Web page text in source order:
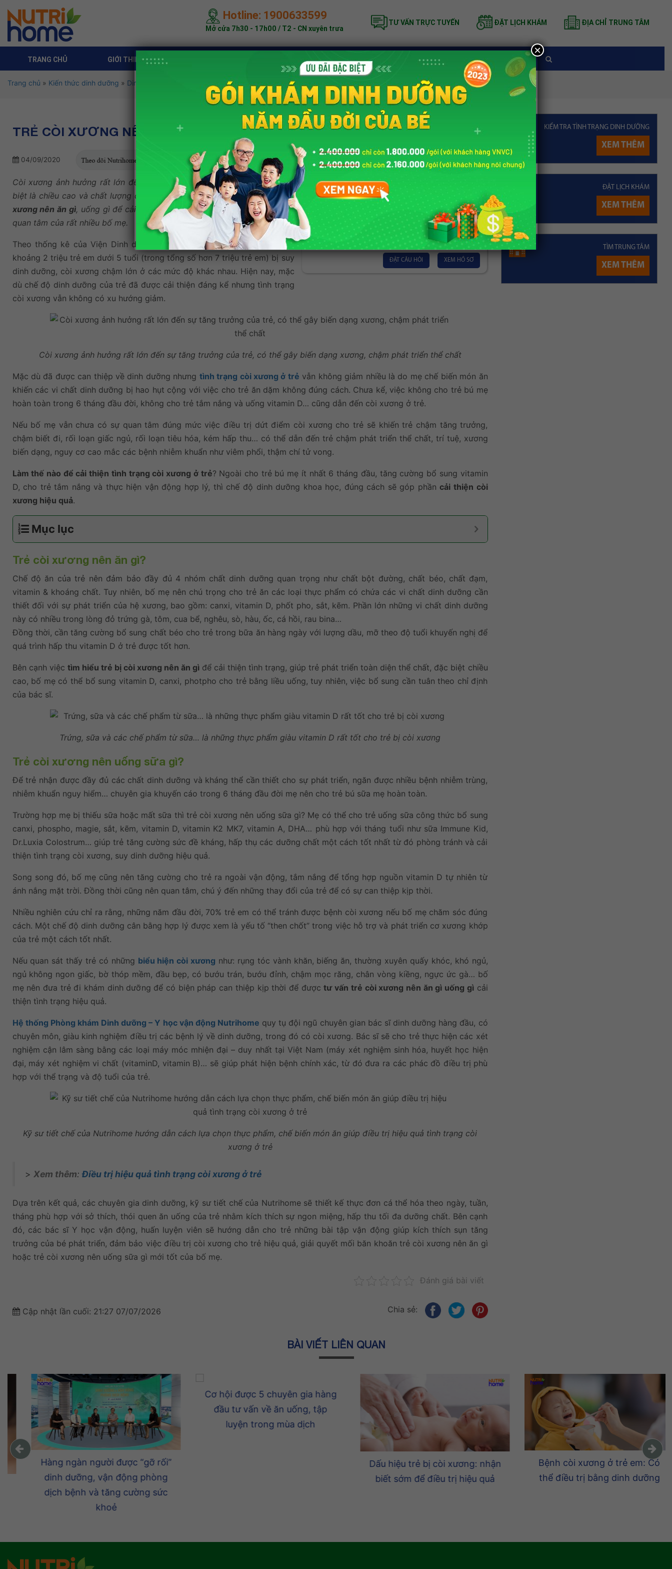
Hotline: 1900633599
Mở cửa 7h30 - 17h00 / T2 - CN xuyên trưa
TƯ VẤN TRỰC TUYẾN ĐẶT LỊCH KHÁM ĐỊA CHỈ TRUNG TÂM
TRANG CHỦ GIỚI THIỆU KHÁM DINH DƯỠNG BẢNG GIÁ TIN TỨC
Trang chủ » Kiến thức dinh dưỡng » Dinh dưỡng theo độ tuổi » Dinh dưỡng trẻ em » Phát triển chiều cao cho trẻ» Trẻ còi xương nên ăn gì và uống sữa gì?
TRẺ CÒI XƯƠNG NÊN ĂN GÌ VÀ UỐNG SỮA GÌ?
04/09/2020 Tác giả: Trung tâm Dinh dưỡng Nutrihome
Tư vấn chuyên môn bài viết
BS Trần Thị Trà Phương
Bác sĩ Dinh dưỡng
Trung tâm Dinh dưỡng
Nutrihome
ĐẶT CÂU HỎI XEM HỒ SƠ
Còi xương ảnh hưởng rất lớn đến sức khỏe, sự phát triển toàn diện, đặc
biệt là chiều cao và chất lượng cuộc sống của trẻ sau này. Vì vậy,trẻ còi
xương nên ăn gì, uống gì để cải thiện hiệu quả tình trạng này luôn là mối
quan tâm của rất nhiều bố mẹ.
Theo thống kê của Viện Dinh dưỡng Quốc gia, năm 2015, Việt Nam có
khoảng 2 triệu trẻ em dưới 5 tuổi (trong tổng số hơn 7 triệu trẻ em) bị suy
dinh dưỡng, còi xương chậm lớn ở các mức độ khác nhau. Hiện nay, mặc
dù chế độ dinh dưỡng của trẻ đã được cải thiện đáng kể nhưng tình trạng
còi xương vẫn không có xu hướng giảm.
Còi xương ảnh hưởng rất lớn đến sự tăng trưởng của trẻ, có thể gây biến dạng xương, chậm phát triển thể chất
Mặc dù đã được can thiệp về dinh dưỡng nhưng tình trạng còi xương ở trẻ vẫn không giảm nhiều là do mẹ chế biến món ăn
khiến các vi chất dinh dưỡng bị hao hụt cộng với việc cho trẻ ăn dặm không đúng cách. Chưa kể, việc không cho trẻ bú mẹ
hoàn toàn trong 6 tháng đầu đời, không cho trẻ tắm nắng và uống vitamin D… cũng dẫn đến còi xương ở trẻ.
Nếu bố mẹ vẫn chưa có sự quan tâm đúng mức việc điều trị dứt điểm còi xương cho trẻ sẽ khiến trẻ chậm tăng trưởng,
chậm biết đi, rối loạn giấc ngủ, rối loạn tiêu hóa, kém hấp thu… có thể dẫn đến trẻ chậm phát triển thể chất, trí tuệ, xương
biến dạng, nguy cơ cao mắc các bệnh nhiễm khuẩn như viêm phổi, thậm chí tử vong.
Làm thế nào để cải thiện tình trạng còi xương ở trẻ? Ngoài cho trẻ bú mẹ ít nhất 6 tháng đầu, tăng cường bổ sung vitamin
D, cho trẻ tắm nắng và thực hiện vận động hợp lý, thì chế độ dinh dưỡng khoa học, đúng cách sẽ góp phầncải thiện còi
xương hiệu quả.
Mục lục
Trẻ còi xương nên ăn gì?
Chế độ ăn của trẻ nên đảm bảo đầy đủ 4 nhóm chất dinh dưỡng quan trọng như chất bột đường, chất béo, chất đạm,
vitamin & khoáng chất. Tuy nhiên, bố mẹ nên chú trọng cho trẻ ăn các loại thực phẩm có chứa các vi chất dinh dưỡng cần
thiết đối với sự phát triển của hệ xương, bao gồm: canxi, vitamin D, phốt pho, sắt, kẽm. Phần lớn những vi chất dinh dưỡng
này có nhiều trong lòng đỏ trứng gà, tôm, cua bể, nghêu, sò, hàu, ốc, cá hồi, rau bina…
Đồng thời, cần tăng cường bổ sung chất béo cho trẻ trong bữa ăn hàng ngày với lượng dầu, mỡ theo độ tuổi khuyến nghị để
quá trình hấp thu vitamin D ở trẻ được tốt hơn.
Bên cạnh việc tìm hiểu trẻ bị còi xương nên ăn gìđể cải thiện tình trạng, giúp trẻ phát triển toàn diện thể chất, đặc biệt chiều
cao, bố mẹ có thể bổ sung vitamin D, canxi, photpho cho trẻ bằng liều uống, tuy nhiên, việc bổ sung cần tuân theo chỉ định
của bác sĩ.
Trứng, sữa và các chế phẩm từ sữa… là những thực phẩm giàu vitamin D rất tốt cho trẻ bị còi xương
Trẻ còi xương nên uống sữa gì?
Để trẻ nhận được đầy đủ các chất dinh dưỡng và kháng thể cần thiết cho sự phát triển, ngăn được nhiều bệnh nhiễm trùng,
nhiễm khuẩn nguy hiểm… chuyên gia khuyến cáo trong 6 tháng đầu đời mẹ nên cho trẻ bú sữa mẹ hoàn toàn.
Trường hợp mẹ bị thiếu sữa hoặc mất sữa thì trẻ còi xương nên uống sữa gì? Mẹ có thể cho trẻ uống sữa công thức bổ sung
canxi, phospho, magie, sắt, kẽm, vitamin D, vitamin K2 MK7, vitamin A, DHA… phù hợp với tháng tuổi như sữa Immune Kid,
Dr.Luxia Colostrum… giúp trẻ tăng cường sức đề kháng, hấp thụ các dưỡng chất một cách tốt nhất từ đó phòng tránh và cải
thiện tình trạng còi xương, suy dinh dưỡng hiệu quả.
Song song đó, bố mẹ cũng nên tăng cường cho trẻ ra ngoài vận động, tắm nắng để tổng hợp nguồn vitamin D tự nhiên từ
ánh nắng mặt trời. Đồng thời cũng nên quan tâm, chú ý đến những thay đổi của trẻ để có sự can thiệp kịp thời.
Nhiều nghiên cứu chỉ ra rằng, những năm đầu đời, 70% trẻ em có thể tránh được bệnh còi xương nếu bố mẹ chăm sóc đúng
cách. Một chế độ dinh dưỡng cân bằng hợp lý được xem là yếu tố “then chốt” trong việc hỗ trợ và phát triển cơ xương khớp
của trẻ một cách tốt nhất.
Nếu quan sát thấy trẻ có những biểu hiện còi xương như: rụng tóc vành khăn, biếng ăn, thường xuyên quấy khóc, khó ngủ,
ngủ không ngon giấc, bờ thóp mềm, đầu bẹp, có bướu trán, bướu đỉnh, chậm mọc răng, chân vòng kiềng, ngực ức gà… bố
mẹ nên đưa trẻ đi khám dinh dưỡng để có biện pháp can thiệp kịp thời để đượctư vấn trẻ còi xương nên ăn gì uống gìcải
thiện tình trạng hiệu quả.
Hệ thống Phòng khám Dinh dưỡng – Y học vận động Nutrihome quy tụ đội ngũ chuyên gian bác sĩ dinh dưỡng hàng đầu, có
chuyên môn, giàu kinh nghiệm điều trị các bệnh lý về dinh dưỡng, trong đó có còi xương. Bác sĩ sẽ cho trẻ thực hiện các xét
nghiệm cận lâm sàng bằng các loại máy móc mhiện đại – duy nhất tại Việt Nam (máy xét nghiệm sinh hóa, huyết học hiện
đại, máy xét nghiệm vi chất (vitaminD, vitamin B)… sẽ giúp phát hiện bệnh chính xác, từ đó đưa ra các phác đồ điều trị phù
hợp với thể trạng và độ tuổi của trẻ.
Kỹ sư tiết chế của Nutrihome hướng dẫn cách lựa chọn thực phẩm, chế biến món ăn giúp điều trị hiệu quả tình trạng còi
xương ở trẻ
> Xem thêm: Điều trị hiệu quả tình trạng còi xương ở trẻ
Dựa trên kết quả, các chuyên gia dinh dưỡng, kỹ sư tiết chế của Nutrihome sẽ thiết kế thực đơn cá thể hóa theo ngày, tuần,
tháng phù hợp với sở thích, thói quen ăn uống của trẻ nhằm kích thích sự ngon miệng, hấp thu tối đa dưỡng chất. Bên cạnh
đó, các bác sĩ Y học vận động, huấn luyện viên sẽ hướng dẫn cho trẻ những bài tập vận động giúp kích thích sụn tăng
trưởng của bé phát triển, đảm bảo việc điều trị còi xương cho trẻ hiệu quả, giải quyết mối băn khoăn trẻ còi xương nên ăn gì
hoặc trẻ còi xương nên uống sữa gì mới tốt của bố mẹ.
Đánh giá bài viết
Cập nhật lần cuối: 21:27 07/07/2026 Chia sẻ:
BÀI VIẾT LIÊN QUAN
Hàng ngàn người được “gỡ rối”
dinh dưỡng, vận động phòng
dịch bệnh và tăng cường sức
khoẻ
Cơ hội được 5 chuyên gia hàng
đầu tư vấn về ăn uống, tập
luyện trong mùa dịch
Dấu hiệu trẻ bị còi xương: nhận
biết sớm để điều trị hiệu quả
Bệnh còi xương ở trẻ em: Có
thể điều trị bằng dinh dưỡng
KIỂM TRA TÌNH TRẠNG DINH DƯỠNG
XEM THÊM
ĐẶT LỊCH KHÁM
XEM THÊM
TÌM TRUNG TÂM
XEM THÊM
×